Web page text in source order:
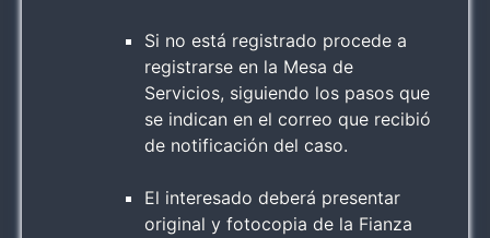
Si no está registrado procede a
registrarse en la Mesa de
Servicios, siguiendo los pasos que
se indican en el correo que recibió
de notificación del caso.
El interesado deberá presentar
original y fotocopia de la Fianza